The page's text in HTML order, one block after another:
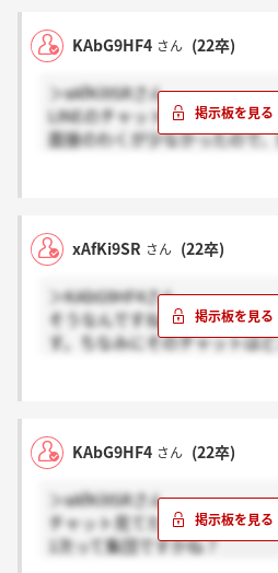
KAbG9HF4 さん (22卒)
＞xAfKi9SRさん
LINEのチャットです！
面接のわくが少なかったので
xAfKi9SR さん (22卒)
＞KAbG9HF4さん
そうなんですね。教えてくだ
す。ちなみにそのチャットは
KAbG9HF4 さん (22卒)
＞xAfKi9SRさん
チャット見てたら連絡無しの人
1次って集団ですかね？